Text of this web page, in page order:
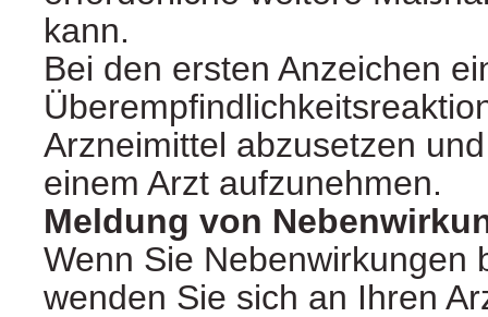
kann.
Bei den ersten Anzeichen
Arzneimittel abzusetzen
einem Arzt aufzunehmen.
Meldung von
Wenn Sie Nebenwirkungen
wenden Sie sich an Ihren